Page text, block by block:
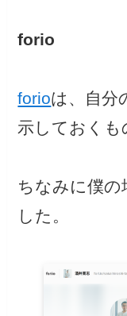
forio
forioは、自分
示しておくも
ちなみに僕の
した。